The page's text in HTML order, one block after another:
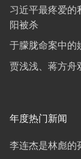
习近平最疼爱的
阳被杀
于朦胧命案中的
贾浅浅、蒋方舟
年度热门新闻
李连杰是林彪的